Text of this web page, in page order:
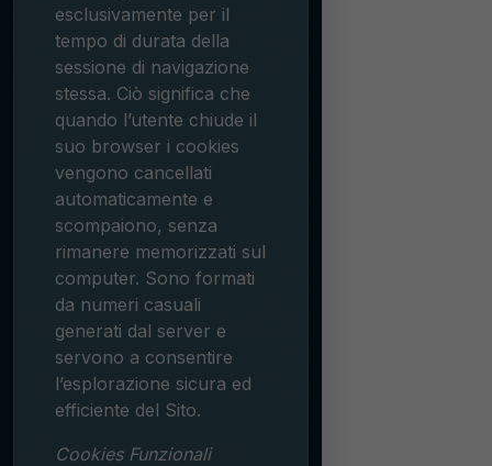
esclusivamente per il
tempo di durata della
sessione di navigazione
stessa. Ciò significa che
quando l’utente chiude il
suo browser i cookies
vengono cancellati
automaticamente e
scompaiono, senza
rimanere memorizzati sul
computer. Sono formati
da numeri casuali
generati dal server e
servono a consentire
l’esplorazione sicura ed
efficiente del Sito.
Cookies Funzionali